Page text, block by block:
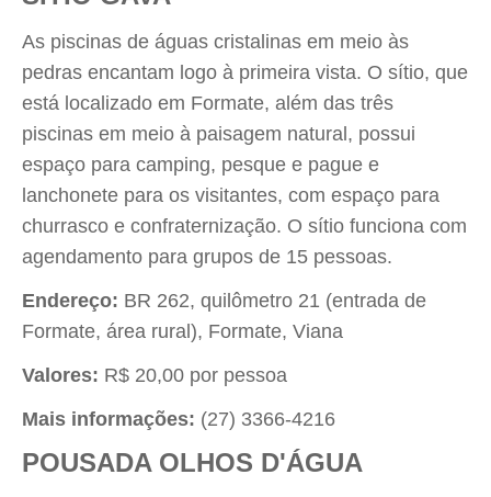
As piscinas de águas cristalinas em meio às
pedras encantam logo à primeira vista. O sítio, que
está localizado em Formate, além das três
piscinas em meio à paisagem natural, possui
espaço para camping, pesque e pague e
lanchonete para os visitantes, com espaço para
churrasco e confraternização. O sítio funciona com
agendamento para grupos de 15 pessoas.
Endereço: BR 262, quilômetro 21 (entrada de
Formate, área rural), Formate, Viana
Valores: R$ 20,00 por pessoa
Mais informações: (27) 3366-4216
POUSADA OLHOS D'ÁGUA